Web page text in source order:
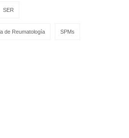
SER
de Reumatología SPMs